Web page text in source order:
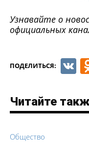
Узнавайте о
официальных
ПОДЕЛИТЬСЯ:
Читайте
Общество